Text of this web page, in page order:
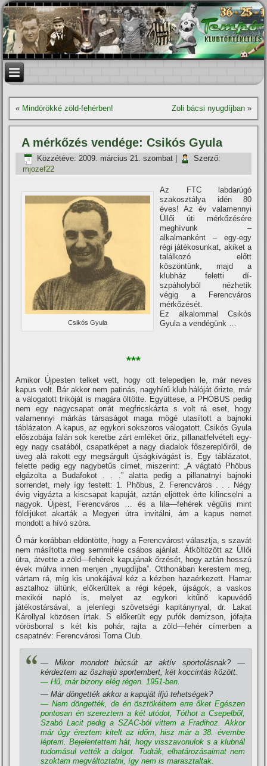
« Mindörökké zöld-fehérben! Zoli bácsi nyugdí­jban»
A mérkőzés vendége: Csikós Gyula
Közzétéve: 2009. március 21. szombat
Szerző:
mjozef22
Csikós Gyula
Az FTC labdarúgó
szakosztálya idén 80
éves! Az év valamennyi
Üllői úti mérkőzésére
meghí­vunk –
alkalmanként – egy-egy
régi játékosunkat, akiket a
találkozó előtt
köszöntünk, majd a
klubház feletti dí­
szpáholyból nézhetik
végig a Ferencváros
mérkőzését.
Ez alkalommal Csikós
Gyula a vendégünk …
***
Amikor Újpesten telket vett, hogy ott telepedjen le, már neves
kapus volt. Bár akkor nem patinás, nagyhí­rű klub hálóját őrizte, már
a válogatott trikóját is magára öltötte. Együttese, a PHÖBUS pedig
nem egy nagycsapat orrát megfricskázta s volt rá eset, hogy
valamennyi márkás társaságot maga mögé utasí­tott a bajnoki
táblázaton. A kapus, az egykori sokszoros válogatott. Csikós Gyula
előszobája falán sok keretbe zárt emléket őriz, pillanatfelvételt egy-
egy nagy csatából, csapatképet a nagy diadalok főszereplőiről, de
üveg alá rakott egy megsárgult újságkí­vágást is. Egy táblázatot,
felette pedig egy nagybetűs cí­met, miszerint: „A vágtató Phöbus
elgázolta a Budafokot . . .” alatta pedig a pillanatnyi bajnoki
sorrendet, mely í­gy festett: 1. Phöbus, 2. Ferencváros . . . Négy
évig vigyázta a kiscsapat kapuját, aztán eljöttek érte kilincselni a
nagyok. Újpest, Ferencváros … és a lila—fehérek végülis mint
földijüket akarták a Megyeri útra invitálni, ám a kapus nemet
mondott a hí­vó szóra.
Ő már korábban eldöntötte, hogy a Ferencvárost választja, s szavát
nem másí­totta meg semmiféle csábos ajánlat. Átköltözött az Üllői
útra, átvette a zöld—fehérek kapujának őrzését, hogy aztán hosszú
évek múlva innen menjen „nyugdí­jba”. Otthonában kerestem meg,
vártam rá, mí­g kis unokájával kéz a kézben hazaérkezett. Hamar
asztalhoz ültünk, előkerültek a régi képek, újságok, a vaskos
mexikói napló is, melyet az egykori kitűnő kapuvédő
játékostársával, a jelenlegi szövetségi kapitánynyal, dr. Lakat
Károllyal közösen í­rtak. S előkerült egy pufók demizson, jófajta
vörösborral s két kis pohár, rajta a zöld—fehér cí­merben a
csapatnév: Ferencvárosi Torna Club.
— Mikor mondott búcsút az aktí­v sportolásnak?—
kérdeztem az őszhajú sportembert, két koccintás között.
— Hű, már bizony elég régen. 1951-ben.
— Már döngették akkor a kapuját ifjú tehetségek?
— Nem döngették, de én ösztökéltem erre őket Egészen
pontosan én szereztem a két utódot, Tóthot a Csepelből,
Szabó Lacit pedig a SZAC-ból vittem a Fradihoz. Akkor
már úgy éreztem kitelt az időm, hisz már a 38. évembe
léptem. Bejelentettem hát, hogy visszavonulok s a klubnál
tudomásul vették a dolgot. Tudták, elhatározásaimat nem
szoktam megváltoztatni, í­gy nem is marasztaltak.